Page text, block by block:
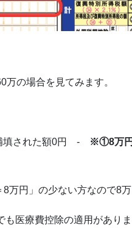
の場合を見てみます。
填された額0円 - ※①8万円
円」の少ない方なので8万
医療費控除の適用がありま